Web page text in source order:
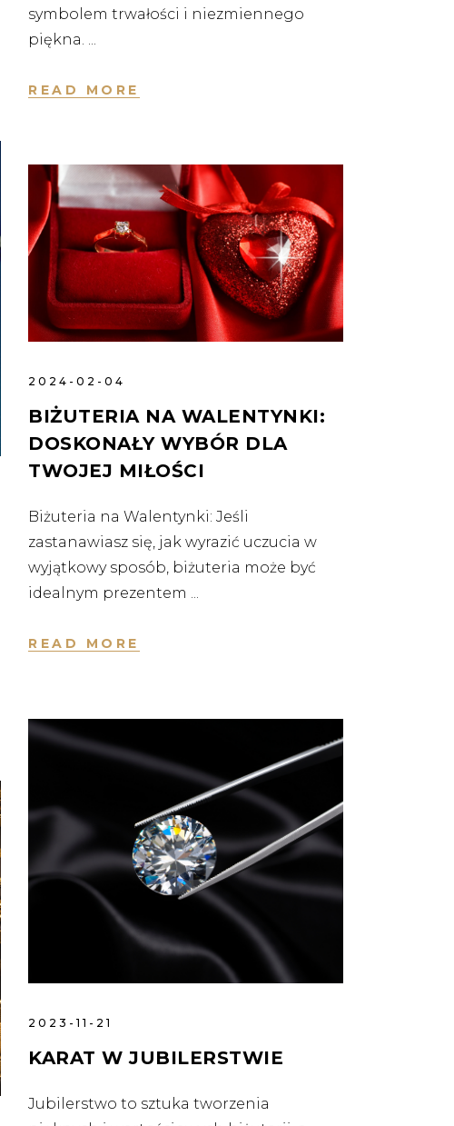
symbolem trwałości i niezmiennego
piękna.
READ MORE
2024-02-04
BIŻUTERIA NA WALENTYNKI:
DOSKONAŁY WYBÓR DLA
TWOJEJ MIŁOŚCI
Biżuteria na Walentynki: Jeśli
zastanawiasz się, jak wyrazić uczucia w
wyjątkowy sposób, biżuteria może być
idealnym prezentem
READ MORE
2023-11-21
KARAT W JUBILERSTWIE
Jubilerstwo to sztuka tworzenia